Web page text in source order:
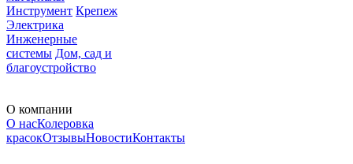
Инструмент Крепеж
Электрика
Инженерные
системы Дом, сад и
благоустройство
О компании
О насКолеровка
красокОтзывыНовостиКонтакты